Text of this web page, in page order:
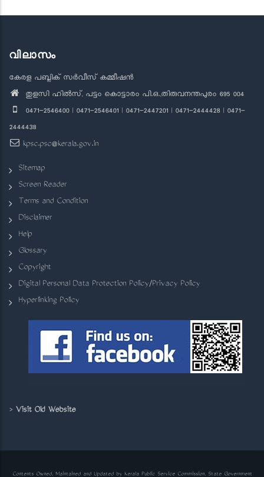
വിലാസം
കേരള പബ്ലിക് സർവീസ് കമ്മീഷൻ
തുളസി ഹിൽസ്, പട്ടം കൊട്ടാരം പി.ഒ.,തിരുവനന്തപുരം 695 004
0471-2546400 | 0471-2546401 | 0471-2447201 | 0471-2444428 | 0471-
2444438
kpsc.psc@kerala.gov.in
Sitemap
Screen Reader
Terms and Condition
Disclaimer
Help
Glossary
Copyright
Digital Personal Data Protection Policy/Privacy Policy
Hyperlinking Policy
> Visit Old Website
Contents Owned, Maintained and Updated by Kerala Public Service Commission, State Government